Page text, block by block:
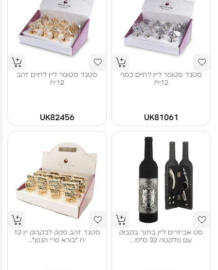
סטנד סטופר ליין לחיים כסף
12יח
UK81061
סטנד סטופר ליין לחיים זהב
12יח
UK82456
סט אביזרים ליין בתוך בקבוק
עם פלקטה 32 ס"מ...
סטנד זהב פקק לבקבוק יין 12
יח "בורא פרי הגפן"...